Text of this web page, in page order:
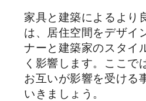
家具と建築によるより
は、居住空間をデザイ
ナーと建築家のスタイ
く影響します。ここで
お互いが影響を受ける
いきましょう。